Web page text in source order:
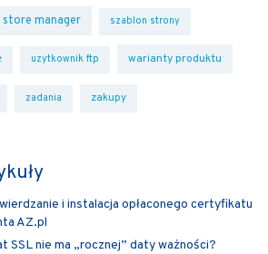
store manager szablon strony
uzytkownik ftp warianty produktu
zadania zakupy
i instalacja opłaconego certyfikatu
AZ.pl
SSL nie ma „rocznej” daty ważności?